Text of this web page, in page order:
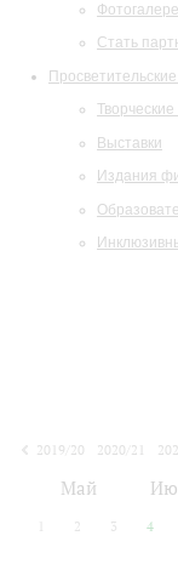
Стать
Творческие
Выставки
Издания
2019/20
2020/21
Май
2 3 4